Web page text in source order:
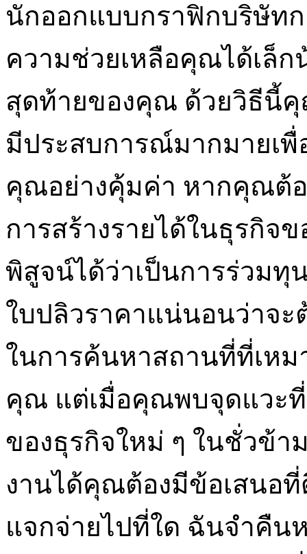
นักออกแบบกราฟิกบริษัท
ความช่วยเหลือคุณได้เล็
สุดท้ายของคุณ ด้วยวิธีนี้
มีประสบการณ์มากมายเ
คุณอย่างคุ้มค่า หากคุณต้อ
การสร้างรายได้ในธุรกิ
พิสูจน์ได้ว่าเป็นการร่วม
ใบปลิวราคาแน่นอนว่าจะ
ในการค้นหาสถานที่ที่เห
คุณ แต่เมื่อคุณพบจุดแวะ
ของธุรกิจใหม่ ๆ ในชั่วข้
งานได้คุณต้องมีข้อเสนอ
แจกจ่ายไปที่ใด ฉันจำคืน